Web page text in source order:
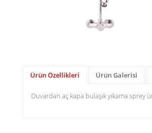
Ürün Özellikleri Ürün Galerisi
Duvardan aç kapa bulaşık yıkama sprey